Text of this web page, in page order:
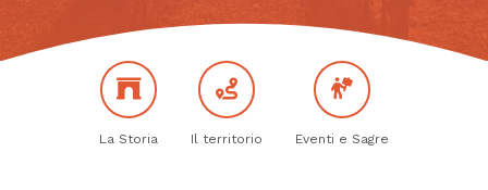
La Storia Il territorio Eventi e Sagre